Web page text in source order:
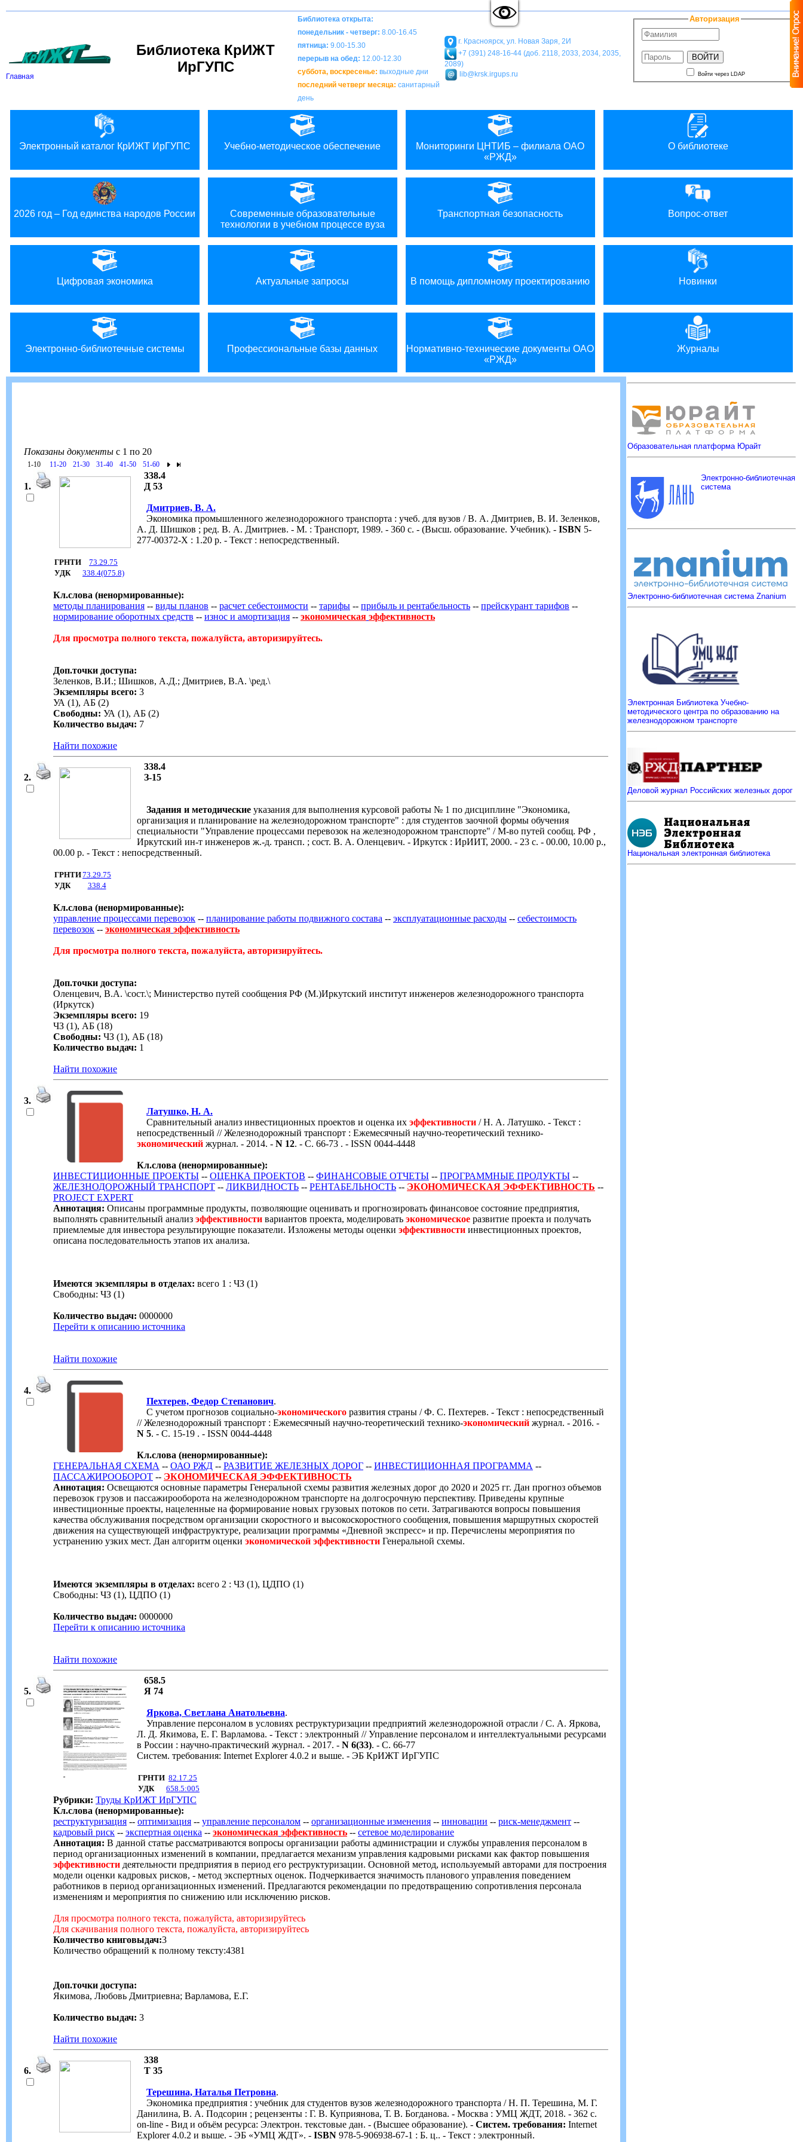
Версия для слабовидящих: Вкл Изображения: Выкл Размер шрифта: A A AЦветовая схема: A A A A
Главная
Библиотека КрИЖТ
ИрГУПС
Библиотека открыта:
понедельник - четверг: 8.00-16.45
пятница: 9.00-15.30
перерыв на обед: 12.00-12.30
суббота, воскресенье: выходные дни
последний четверг месяца: санитарный
день
г. Красноярск, ул. Новая Заря, 2И
+7 (391) 248-16-44 (доб. 2118, 2033, 2034, 2035,
2089)
lib@krsk.irgups.ru
Авторизация
Войти через LDAP
Электронный каталог КрИЖТ ИрГУПС Учебно-методическое обеспечение
Мониторинги ЦНТИБ – филиала ОАО
«РЖД»
О библиотеке
2026 год – Год единства народов России
Современные образовательные
технологии в учебном процессе вуза
Транспортная безопасность Вопрос-ответ
Цифровая экономика Актуальные запросы В помощь дипломному проектированию Новинки
Электронно-библиотечные системы Профессиональные базы данных
Нормативно-технические документы ОАО
«РЖД»
Журналы
Показаны документы с 1 по 20
1-10 11-20 21-30 31-40 41-50 51-60
1.
338.4
Д 53
Дмитриев, В. А.
Экономика промышленного железнодорожного транспорта : учеб. для вузов / В. А. Дмитриев, В. И. Зеленков,
А. Д. Шишков ; ред. В. А. Дмитриев. - М. : Транспорт, 1989. - 360 с. - (Высш. образование. Учебник). - ISBN 5-
277-00372-Х : 1.20 р. - Текст : непосредственный.
ГРНТИ
73.29.75
УДК
338.4(075.8)
Кл.слова (ненормированные):
методы планирования -- виды планов -- расчет себестоимости -- тарифы -- прибыль и рентабельность -- прейскурант тарифов --
нормирование оборотных средств -- износ и амортизация -- экономическая эффективность
Для просмотра полного текста, пожалуйста, авторизируйтесь.
Доп.точки доступа:
Зеленков, В.И.; Шишков, А.Д.; Дмитриев, В.А. \ред.\
Экземпляры всего: 3
УА (1), АБ (2)
Свободны: УА (1), АБ (2)
Количество выдач: 7
Найти похожие
2.
338.4
З-15
Задания и методические указания для выполнения курсовой работы № 1 по дисциплине "Экономика,
организация и планирование на железнодорожном транспорте" : для студентов заочной формы обучения
специальности "Управление процессами перевозок на железнодорожном транспорте" / М-во путей сообщ. РФ ,
Иркутский ин-т инженеров ж.-д. трансп. ; сост. В. А. Оленцевич. - Иркутск : ИрИИТ, 2000. - 23 с. - 00.00, 10.00 р.,
00.00 р. - Текст : непосредственный.
ГРНТИ73.29.75
УДК
338.4
Кл.слова (ненормированные):
управление процессами перевозок -- планирование работы подвижного состава -- эксплуатационные расходы -- себестоимость
перевозок -- экономическая эффективность
Для просмотра полного текста, пожалуйста, авторизируйтесь.
Доп.точки доступа:
Оленцевич, В.А. \сост.\; Министерство путей сообщения РФ (М.)Иркутский институт инженеров железнодорожного транспорта
(Иркутск)
Экземпляры всего: 19
ЧЗ (1), АБ (18)
Свободны: ЧЗ (1), АБ (18)
Количество выдач: 1
Найти похожие
3.
Латушко, Н. А.
Сравнительный анализ инвестиционных проектов и оценка их эффективности / Н. А. Латушко. - Текст :
непосредственный // Железнодорожный транспорт : Ежемесячный научно-теоретический технико-
экономический журнал. - 2014. - N 12. - С. 66-73 . - ISSN 0044-4448
Кл.слова (ненормированные):
ИНВЕСТИЦИОННЫЕ ПРОЕКТЫ -- ОЦЕНКА ПРОЕКТОВ -- ФИНАНСОВЫЕ ОТЧЕТЫ -- ПРОГРАММНЫЕ ПРОДУКТЫ --
ЖЕЛЕЗНОДОРОЖНЫЙ ТРАНСПОРТ -- ЛИКВИДНОСТЬ -- РЕНТАБЕЛЬНОСТЬ -- ЭКОНОМИЧЕСКАЯ ЭФФЕКТИВНОСТЬ --
PROJECT EXPERT
Аннотация: Описаны программные продукты, позволяющие оценивать и прогнозировать финансовое состояние предприятия,
выполнять сравнительный анализ эффективности вариантов проекта, моделировать экономическое развитие проекта и получать
приемлемые для инвестора результирующие показатели. Изложены методы оценки эффективности инвестиционных проектов,
описана последовательность этапов их анализа.
Имеются экземпляры в отделах: всего 1 : ЧЗ (1)
Свободны: ЧЗ (1)
Количество выдач: 0000000
Перейти к описанию источника
Найти похожие
4.
Пехтерев, Федор Степанович.
С учетом прогнозов социально-экономического развития страны / Ф. С. Пехтерев. - Текст : непосредственный
// Железнодорожный транспорт : Ежемесячный научно-теоретический технико-экономический журнал. - 2016. -
N 5. - С. 15-19 . - ISSN 0044-4448
Кл.слова (ненормированные):
ГЕНЕРАЛЬНАЯ СХЕМА -- ОАО РЖД -- РАЗВИТИЕ ЖЕЛЕЗНЫХ ДОРОГ -- ИНВЕСТИЦИОННАЯ ПРОГРАММА --
ПАССАЖИРООБОРОТ -- ЭКОНОМИЧЕСКАЯ ЭФФЕКТИВНОСТЬ
Аннотация: Освещаются основные параметры Генеральной схемы развития железных дорог до 2020 и 2025 гг. Дан прогноз объемов
перевозок грузов и пассажирооборота на железнодорожном транспорте на долгосрочную перспективу. Приведены крупные
инвестиционные проекты, нацеленные на формирование новых грузовых потоков по сети. Затрагиваются вопросы повышения
качества обслуживания посредством организации скоростного и высокоскоростного сообщения, повышения маршрутных скоростей
движения на существующей инфраструктуре, реализации программы «Дневной экспресс» и пр. Перечислены мероприятия по
устранению узких мест. Дан алгоритм оценки экономической эффективности Генеральной схемы.
Имеются экземпляры в отделах: всего 2 : ЧЗ (1), ЦДПО (1)
Свободны: ЧЗ (1), ЦДПО (1)
Количество выдач: 0000000
Перейти к описанию источника
Найти похожие
5.
658.5
Я 74
Яркова, Светлана Анатольевна.
Управление персоналом в условиях реструктуризации предприятий железнодорожной отрасли / С. А. Яркова,
Л. Д. Якимова, Е. Г. Варламова. - Текст : электронный // Управление персоналом и интеллектуальными ресурсами
в России : научно-практический журнал. - 2017. - N 6(33). - С. 66-77
Систем. требования: Internet Explorer 4.0.2 и выше. - ЭБ КрИЖТ ИрГУПС
ГРНТИ 82.17.25
УДК
658.5:005
Рубрики: Труды КрИЖТ ИрГУПС
Кл.слова (ненормированные):
реструктуризация -- оптимизация -- управление персоналом -- организационные изменения -- инновации -- риск-менеджмент --
кадровый риск -- экспертная оценка -- экономическая эффективность -- сетевое моделирование
Аннотация: В данной статье рассматриваются вопросы организации работы администрации и службы управления персоналом в
период организационных изменений в компании, предлагается механизм управления кадровыми рисками как фактор повышения
эффективности деятельности предприятия в период его реструктуризации. Основной метод, используемый авторами для построения
модели оценки кадровых рисков, - метод экспертных оценок. Подчеркивается значимость планового управления поведением
работников в период организационных изменений. Предлагаются рекомендации по предотвращению сопротивления персонала
изменениям и мероприятия по снижению или исключению рисков.
Для просмотра полного текста, пожалуйста, авторизируйтесь
Для скачивания полного текста, пожалуйста, авторизируйтесь
Количество книговыдач:3
Количество обращений к полному тексту:4381
Доп.точки доступа:
Якимова, Любовь Дмитриевна; Варламова, Е.Г.
Количество выдач: 3
Найти похожие
6.
338
Т 35
Терешина, Наталья Петровна.
Экономика предприятия : учебник для студентов вузов железнодорожного транспорта / Н. П. Терешина, М. Г.
Данилина, В. А. Подсорин ; рецензенты : Г. В. Куприянова, Т. В. Богданова. - Москва : УМЦ ЖДТ, 2018. - 362 с.
on-line - Вид и объём ресурса: Электрон. текстовые дан. - (Высшее образование). - Систем. требования: Internet
Explorer 4.0.2 и выше. - ЭБ «УМЦ ЖДТ». - ISBN 978-5-906938-67-1 : Б. ц.. - Текст : электронный.
Образовательная платформа Юрайт
Электронно-библиотечная
система
Электронно-библиотечная система Znanium
Электронная Библиотека Учебно-
методического центра по образованию на
железнодорожном транспорте
Деловой журнал Российских железных дорог
Национальная электронная библиотека